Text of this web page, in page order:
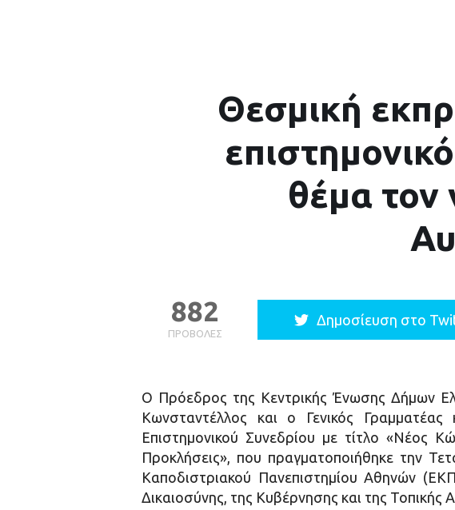
Θεσμική
θέμα τον
ΠΡΟΒΟΛΈΣ
882 Δημοσίευση στο
Ο Πρόεδρος της Κεντρικής Ένωσης Δήμων
Κωνσταντέλλος και ο Γενικός
Επιστημονικού Συνεδρίου με τίτλο «Νέος
Προκλήσεις», που πραγματοποιήθηκε την
Καποδιστριακού Πανεπιστημίου Αθηνών
Δικαιοσύνης, της Κυβέρνησης και της Τοπικής